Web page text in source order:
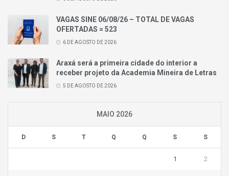
VAGAS SINE 06/08/26 – TOTAL DE VAGAS
OFERTADAS = 523
6 DE AGOSTO DE 2026
Araxá será a primeira cidade do interior a
receber projeto da Academia Mineira de Letras
5 DE AGOSTO DE 2026
MAIO 2026
D S T Q Q S S
1 2